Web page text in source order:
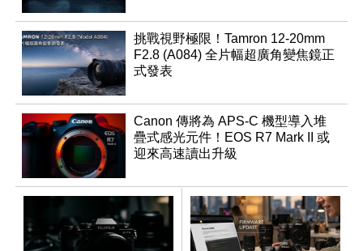
挑戰視野極限！Tamron 12-20mm
F2.8 (A084) 全片幅超廣角變焦鏡正
式發表
Canon 傳將為 APS-C 機型導入堆
疊式感光元件！EOS R7 Mark II 或
迎來高速讀出升級